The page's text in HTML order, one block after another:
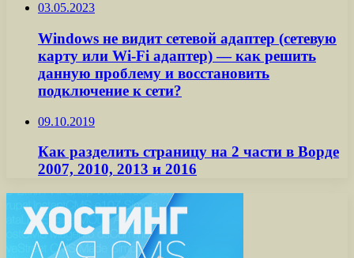
03.05.2023
Windows не видит сетевой адаптер (сетевую
карту или Wi-Fi адаптер) — как решить
данную проблему и восстановить
подключение к сети?
09.10.2019
Как разделить страницу на 2 части в Ворде
2007, 2010, 2013 и 2016